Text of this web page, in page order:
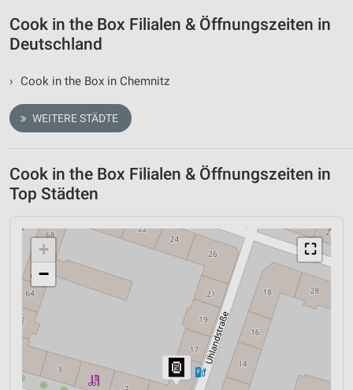
Cook in the Box Filialen & Öffnungszeiten in
Deutschland
› Cook in the Box in Chemnitz
WEITERE STÄDTE
Cook in the Box Filialen & Öffnungszeiten in
Top Städten
⛶
+
−